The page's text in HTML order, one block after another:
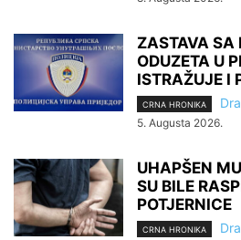
ZASTAVA
ODUZETA U
ISTRAŽUJE I
CRNA HRONIKA
5. Augusta 2026.
UHAPŠEN
SU BILE
POTJERNICE
CRNA HRONIKA